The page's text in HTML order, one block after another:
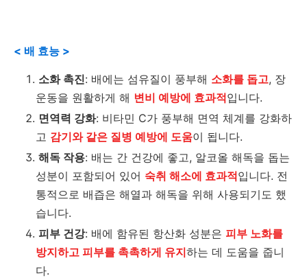
< 배 효능 >
소화 촉진: 배에는 섬유질이 풍부해 소화를 돕고, 장
운동을 원활하게 해 변비 예방에 효과적입니다.
면역력 강화: 비타민 C가 풍부해 면역 체계를 강화하
고 감기와 같은 질병 예방에 도움이 됩니다.
해독 작용: 배는 간 건강에 좋고, 알코올 해독을 돕는
성분이 포함되어 있어 숙취 해소에 효과적입니다. 전
통적으로 배즙은 해열과 해독을 위해 사용되기도 했
습니다.
피부 건강: 배에 함유된 항산화 성분은 피부 노화를
방지하고 피부를 촉촉하게 유지하는 데 도움을 줍니
다.